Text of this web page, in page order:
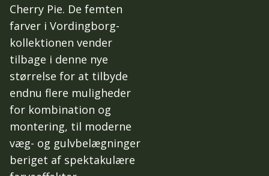
Cherry Pie. De femten
farver i Vordingborg-
kollektionen vender
tilbage i denne nye
størrelse for at tilbyde
endnu flere muligheder
for kombination og
montering, til moderne
væg- og gulvbelægninger
beriget af spektakulære